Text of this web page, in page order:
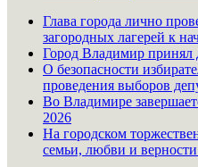
Глава города лично
загородных лагерей к
Город Владимир принял
О безопасности
проведения выборов
Во Владимире
2026
На городском
семьи, любви и